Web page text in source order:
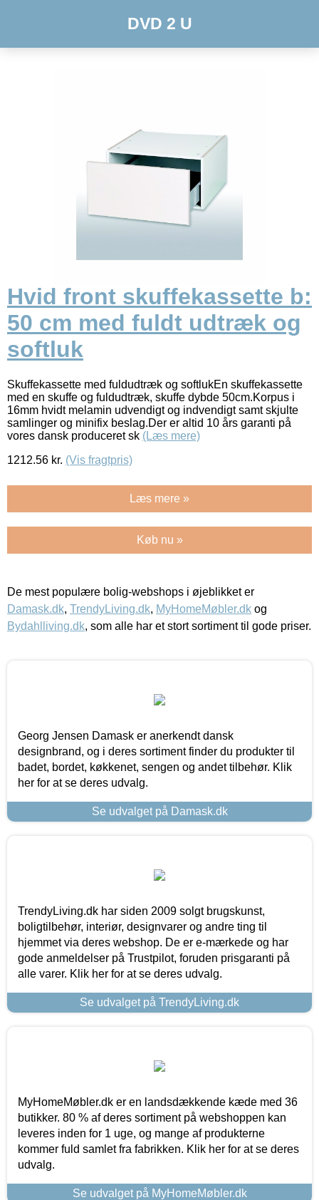
DVD 2 U
Hvid front skuffekassette b:
50 cm med fuldt udtræk og
softluk
Skuffekassette med fuldudtræk og softlukEn skuffekassette
med en skuffe og fuldudtræk, skuffe dybde 50cm.Korpus i
16mm hvidt melamin udvendigt og indvendigt samt skjulte
samlinger og minifix beslag.Der er altid 10 års garanti på
vores dansk produceret sk (Læs mere)
1212.56 kr. (Vis fragtpris)
Læs mere »
Køb nu »
De mest populære bolig-webshops i øjeblikket er
Damask.dk, TrendyLiving.dk, MyHomeMøbler.dk og
Bydahlliving.dk, som alle har et stort sortiment til gode priser.
Georg Jensen Damask er anerkendt dansk
designbrand, og i deres sortiment finder du produkter til
badet, bordet, køkkenet, sengen og andet tilbehør. Klik
her for at se deres udvalg.
Se udvalget på Damask.dk
TrendyLiving.dk har siden 2009 solgt brugskunst,
boligtilbehør, interiør, designvarer og andre ting til
hjemmet via deres webshop. De er e-mærkede og har
gode anmeldelser på Trustpilot, foruden prisgaranti på
alle varer. Klik her for at se deres udvalg.
Se udvalget på TrendyLiving.dk
MyHomeMøbler.dk er en landsdækkende kæde med 36
butikker. 80 % af deres sortiment på webshoppen kan
leveres inden for 1 uge, og mange af produkterne
kommer fuld samlet fra fabrikken. Klik her for at se deres
udvalg.
Se udvalget på MyHomeMøbler.dk